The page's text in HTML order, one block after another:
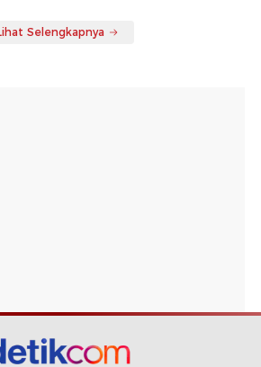
Selengkapnya